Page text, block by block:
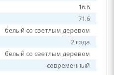
16.6
71.6
белый со светлым деревом
2 года
белый со светлым деревом
современный